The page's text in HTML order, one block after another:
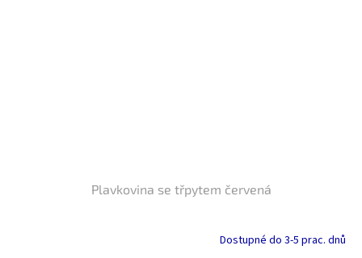
Plavkovina se třpytem červená
Dostupné do 3-5 prac. dnů